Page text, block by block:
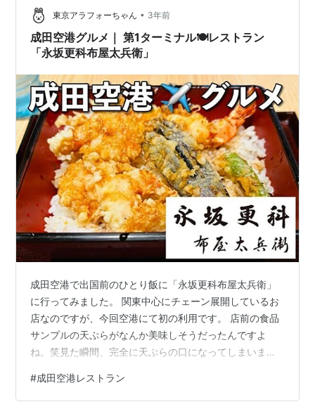
東京アラフォーちゃん • 3年前
成田空港グルメ｜ 第1ターミナル🍽️レストラン
「永坂更科布屋太兵衛」
成田空港で出国前のひとり飯に「永坂更科布屋太兵衛」
に行ってみました。 関東中心にチェーン展開しているお
店なのですが、今回空港にて初の利用です。 店前の食品
サンプルの天ぷらがなんか美味しそうだったんですよ
ね。笑見た瞬間、完全に天ぷらの口になってしまいまし
Google｜★ 3.5 / 5 ▶︎ 食べログ｜ ★ 3.05 / 5 ＊2023年
11月時点でのステータスです。 Access｜アクセス Menu
#成田空港レストラン